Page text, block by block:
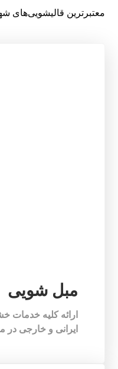
معتبرترین قالیشویی‌های
مبل شویی
ارائه کلیه خدمات
ایرانی و خارجی در